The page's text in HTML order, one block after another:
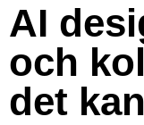
AI
och
det